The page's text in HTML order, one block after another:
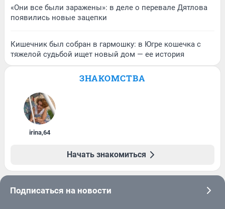
«Они все были заражены»: в деле о перевале Дятлова
появились новые зацепки
Кишечник был собран в гармошку: в Югре кошечка с
тяжелой судьбой ищет новый дом — ее история
ЗНАКОМСТВА
irina,64
Начать знакомиться
Подписаться на новости